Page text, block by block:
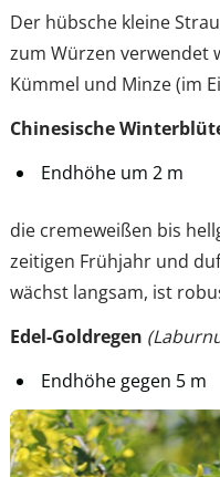
Der hübsche kleine
zum Würzen verwendet
Kümmel und Minze (im
Chinesische
Endhöhe um 2 m
die cremeweißen bis
zeitigen Frühjahr und
wächst langsam, ist
Edel-Goldregen
Endhöhe gegen 5 m